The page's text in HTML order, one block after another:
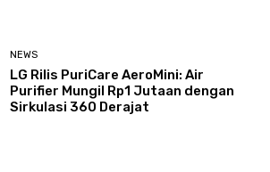
NEWS
LG Rilis PuriCare AeroMini: Air
Purifier Mungil Rp1 Jutaan dengan
Sirkulasi 360 Derajat